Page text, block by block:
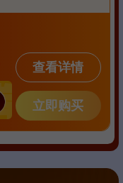
查看详情
立即购买